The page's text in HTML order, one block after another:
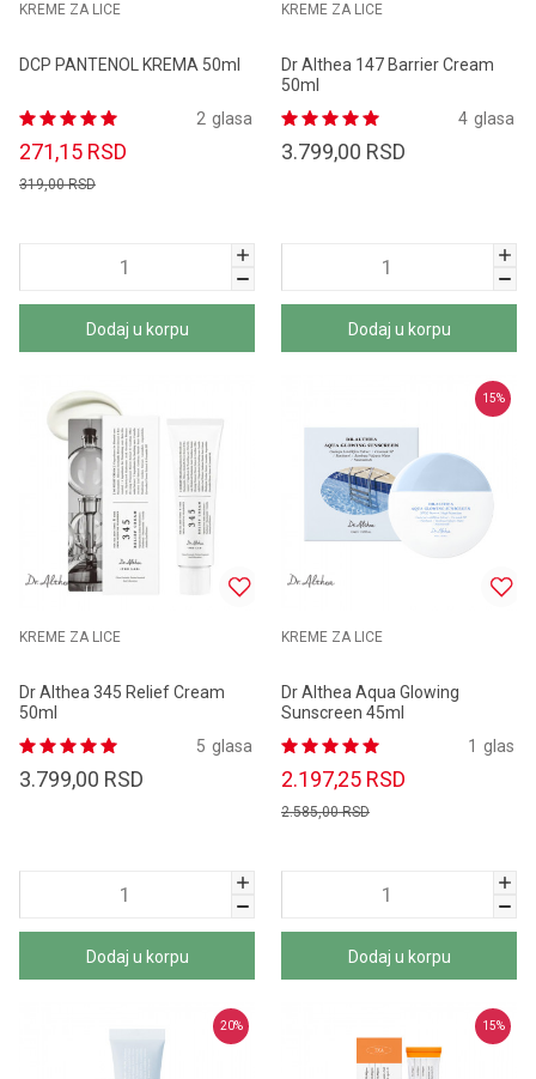
KREME ZA LICE
DCP PANTENOL KREMA 50ml
glasa
2
271,15 RSD
319,00RSD
Dodaj u korpu
KREME ZA LICE
Dr Althea 147 Barrier Cream
50ml
glasa
4
3.799,00 RSD
Dodaj u korpu
KREME ZA LICE
Dr Althea 345 Relief Cream
50ml
glasa
5
3.799,00 RSD
Dodaj u korpu
15%
KREME ZA LICE
Dr Althea Aqua Glowing
Sunscreen 45ml
glas
1
2.197,25 RSD
2.585,00RSD
Dodaj u korpu
20% 15%